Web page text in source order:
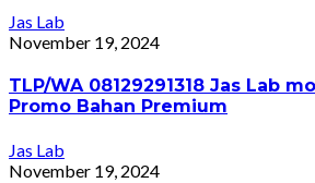
Jas Lab
November 19, 2024
TLP/WA 08129291318 Jas Lab
Promo Bahan Premium
Jas Lab
November 19, 2024